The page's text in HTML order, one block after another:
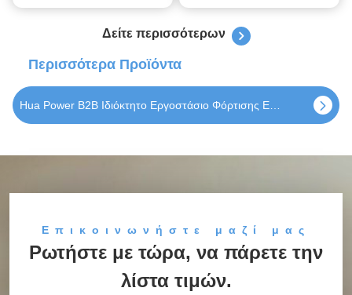
εμπορευματοκιβωτίων
αποτελείται με τους τοπικούς
νόμους ή τους κανονισμούς
Δείτε περισσότερων
Περισσότερα Προϊόντα
Hua Power 20kWh 40kWh 60kWh Οικιακή Εμπορική και Βιομηχανική Εσωτερική Προσαρμόσιμη Υψηλής Τάσης Ενεργειακή Αποθήκευση σε Ράφι
Επικοινωνήστε μαζί μας
Ρωτήστε με τώρα, να πάρετε την
λίστα τιμών.